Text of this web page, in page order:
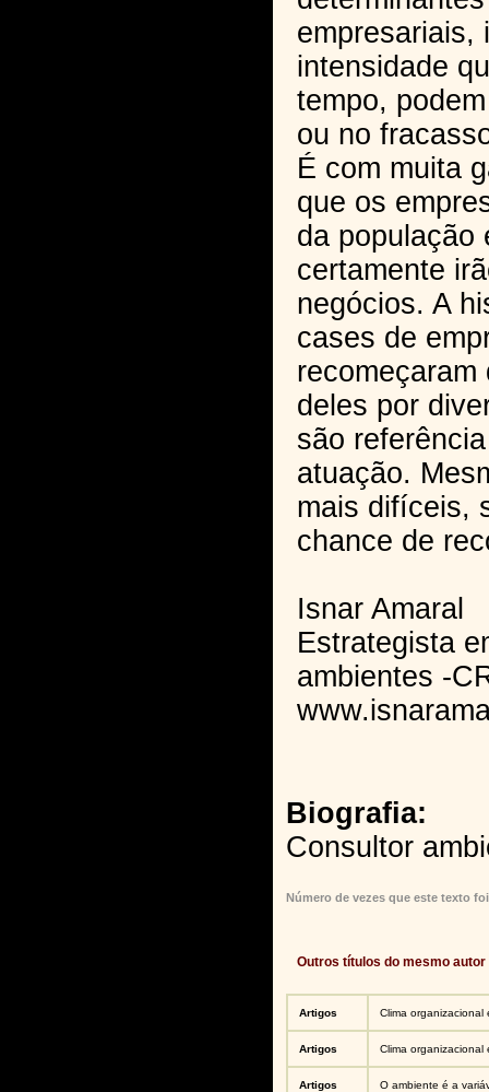
empresariais,
intensidade
tempo,
ou no
É com muita
que os
da população
certamente
negócios. A
cases de
deles por
são
atuação.
mais difíceis,
chance de
Isnar Amaral
Estrategista
ambientes -
Biografia:
Consultor
Número de vezes que este texto
Outros títulos do mesmo autor
Artigos Clima organizacional
Artigos Clima organizacional
Artigos O ambiente é a